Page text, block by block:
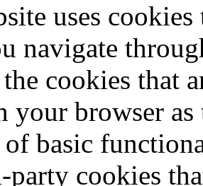
uses
navigate
cookies that
your browser
basic
party cookies